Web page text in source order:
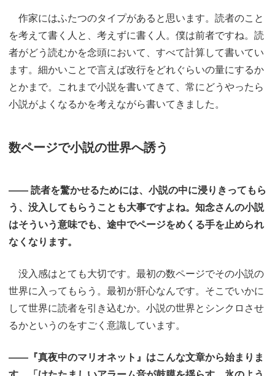
作家にはふたつのタイプがあると思います。読者のこと
を考えて書く人と、考えずに書く人。僕は前者ですね。読
者がどう読むかを念頭において、すべて計算して書いてい
ます。細かいことで言えば改行をどれぐらいの量にするか
とかまで。これまで小説を書いてきて、常にどうやったら
小説がよくなるかを考えながら書いてきました。
数ページで小説の世界へ誘う
―― 読者を驚かせるためには、小説の中に浸りきってもら
う、没入してもらうことも大事ですよね。知念さんの小説
はそういう意味でも、途中でページをめくる手を止められ
なくなります。
没入感はとても大切です。最初の数ページでその小説の
世界に入ってもらう。最初が肝心なんです。そこでいかに
して世界に読者を引き込むか。小説の世界とシンクロさせ
るかというのをすごく意識しています。
――『真夜中のマリオネット』はこんな文章から始まりま